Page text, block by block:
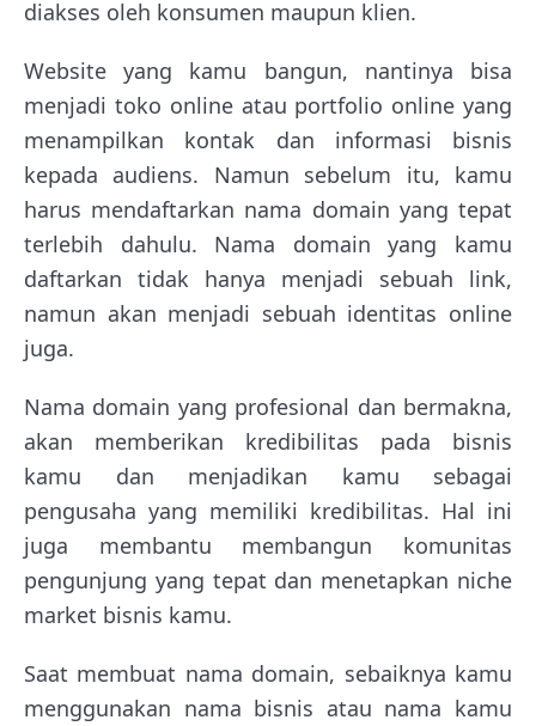
diakses oleh konsumen maupun klien.
Website yang kamu bangun, nantinya bisa
menjadi toko online atau portfolio online yang
menampilkan kontak dan informasi bisnis
kepada audiens. Namun sebelum itu, kamu
harus mendaftarkan nama domain yang tepat
terlebih dahulu. Nama domain yang kamu
daftarkan tidak hanya menjadi sebuah link,
namun akan menjadi sebuah identitas online
juga.
Nama domain yang profesional dan bermakna,
akan memberikan kredibilitas pada bisnis
kamu dan menjadikan kamu sebagai
pengusaha yang memiliki kredibilitas. Hal ini
juga membantu membangun komunitas
pengunjung yang tepat dan menetapkan niche
market bisnis kamu.
Saat membuat nama domain, sebaiknya kamu
menggunakan nama bisnis atau nama kamu